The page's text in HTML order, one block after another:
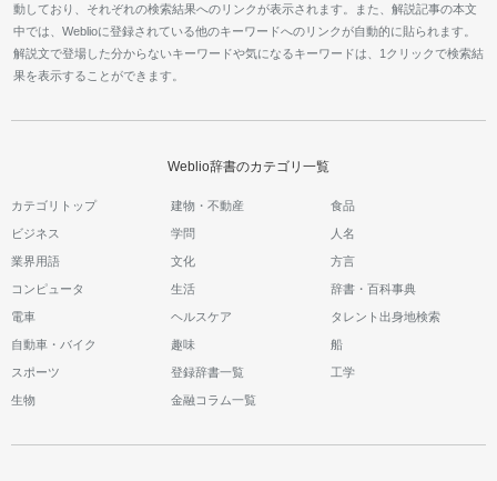
動しており、それぞれの検索結果へのリンクが表示されます。また、解説記事の本文
中では、Weblioに登録されている他のキーワードへのリンクが自動的に貼られます。
解説文で登場した分からないキーワードや気になるキーワードは、1クリックで検索結
果を表示することができます。
Weblio辞書のカテゴリ一覧
カテゴリトップ 建物・不動産 食品
ビジネス 学問 人名
業界用語 文化 方言
コンピュータ 生活 辞書・百科事典
電車 ヘルスケア タレント出身地検索
自動車・バイク 趣味 船
スポーツ 登録辞書一覧 工学
生物 金融コラム一覧